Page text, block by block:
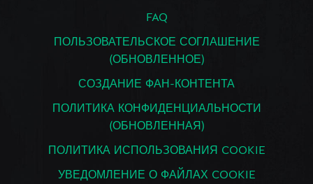
FAQ
ПОЛЬЗОВАТЕЛЬСКОЕ СОГЛАШЕНИЕ
(ОБНОВЛЕННОЕ)
СОЗДАНИЕ ФАН-КОНТЕНТА
ПОЛИТИКА КОНФИДЕНЦИАЛЬНОСТИ
(ОБНОВЛЕННАЯ)
ПОЛИТИКА ИСПОЛЬЗОВАНИЯ COOKIE
УВЕДОМЛЕНИЕ О ФАЙЛАХ COOKIE